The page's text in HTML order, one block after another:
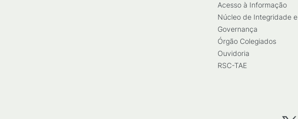
Acesso à Informação
Núcleo de Integridade e
Governança
Órgão Colegiados
Ouvidoria
RSC-TAE